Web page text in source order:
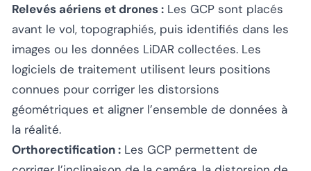
Relevés aériens et drones : Les GCP sont placés
avant le vol, topographiés, puis identifiés dans les
images ou les données LiDAR collectées. Les
logiciels de traitement utilisent leurs positions
connues pour corriger les distorsions
géométriques et aligner l’ensemble de données à
la réalité.
Orthorectification : Les GCP permettent de